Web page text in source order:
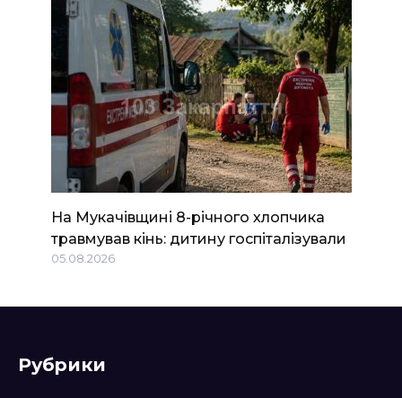
На Мукачівщині 8-річного хлопчика
травмував кінь: дитину госпіталізували
05.08.2026
Рубрики